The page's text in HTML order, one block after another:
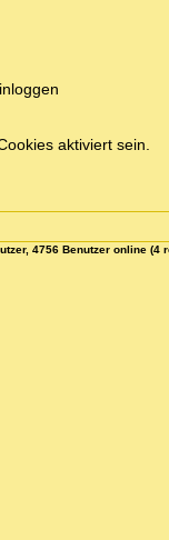
aktiviert sein.
4756 Benutzer online (4